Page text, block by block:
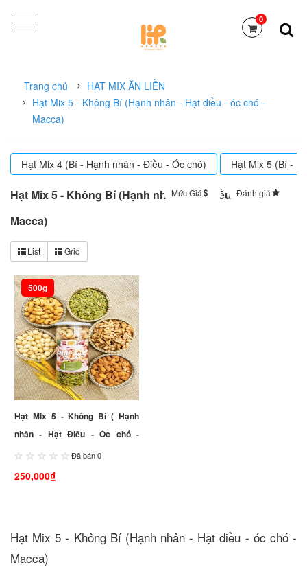
0
Trang chủ
HẠT MIX ĂN LIỀN
Hạt Mix 5 - Không Bí (Hạnh nhân - Hạt điều - óc chó -
Macca)
Hạt Mix 4 (Bí - Hạnh nhân - Điều - Óc chó) Hạt Mix 5 (Bí -
Hạt Mix 5 - Không Bí (Hạnh nhân - Hạt điều - óc chó -
Macca)
Sắp xếp
Mức Giá Đánh giá
List Grid
500g
Hạt Mix 5 - Không Bí ( Hạnh
nhân - Hạt Điều - Óc chó -
Macca)
Đã bán 0
250,000₫
Hạt Mix 5 - Không Bí (Hạnh nhân - Hạt điều - óc chó -
Macca)